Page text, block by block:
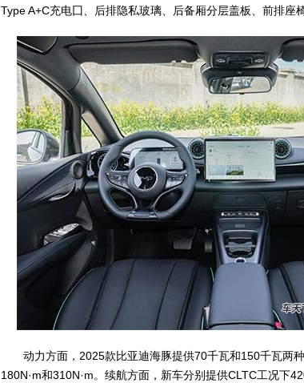
Type A+C充电囗、后排隐私玻璃、后备厢分层盖板、前排座
动力方面，2025款比亚迪海豚提供70千瓦和150千瓦两种
180N·m和310N·m。续航方面，新车分别提供CLTC工况下